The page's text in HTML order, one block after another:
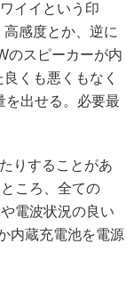
イイという印
感度とか、逆に
のスピーカーが内
くも悪くもなく
を出せる。必要最
りすることがあ
ころ、全ての
電波状況の良い
内蔵充電池を電源